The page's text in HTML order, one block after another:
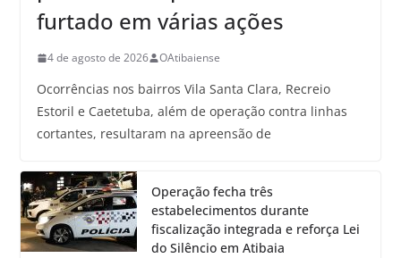
furtado em várias ações
4 de agosto de 2026 OAtibaiense
Ocorrências nos bairros Vila Santa Clara, Recreio
Estoril e Caetetuba, além de operação contra linhas
cortantes, resultaram na apreensão de
Operação fecha três
estabelecimentos durante
fiscalização integrada e reforça Lei
do Silêncio em Atibaia